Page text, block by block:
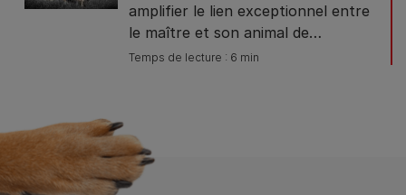
amplifier le lien exceptionnel entre
le maître et son animal de
compagnie, les trois-quarts des
Temps de lecture : 6 min